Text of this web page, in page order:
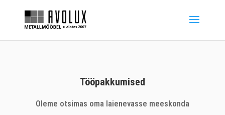
Tööpakkumised
Oleme otsimas oma laienevasse meeskonda